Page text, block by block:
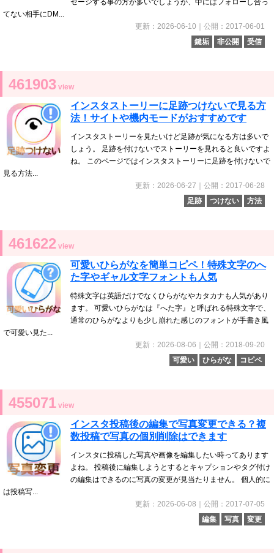
セージする事の方が多いでしょうが、中にはフォローし合っ
てない相手にDM...
更新：2026-06-10｜公開：2017-06-01
鍵垢
非公開 受信
461903 view
インスタストーリーに足跡つけないで見る方
法！サイトや機内モードがおすすめです
インスタストーリーを見たいけど足跡が気になる方は多いで
しょう。 足跡を付けないでストーリーを見れると良いですよ
ね。 このページではインスタストーリーに足跡を付けないで
見る方法...
更新：2026-06-27｜公開：2017-06-28
足跡
つけない 方法
461622 view
可愛いひらがなを簡単コピペ！特殊文字のへ
た字やギャル文字フォントも人気
特殊文字は英語だけでなくひらがなやカタカナも人気があり
ます。 可愛いひらがなは『へた字』と呼ばれる特殊文字で、
通常のひらがなよりも少し崩れた感じのフォントが手書き風
で可愛い見た...
更新：2026-08-06｜公開：2018-09-20
可愛い
ひらがな コピペ
455071 view
インスタ投稿後の編集で写真変更できる？複
数投稿で写真の個別削除はできます
インスタに投稿した写真や画像を編集したい時ってあります
よね。 投稿後に編集しようとするとキャプションやタグ付け
の編集はできるのに写真の変更が見当たりません。 個人的に
は投稿写...
更新：2026-06-08｜公開：2017-07-05
編集
写真 変更